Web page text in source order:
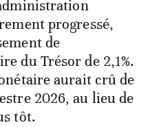
progressé,
de
du Trésor de 2,1%.
aurait crû de
2026, au lieu de
tôt.